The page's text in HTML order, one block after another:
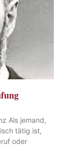
Als jemand,
tätig ist,
oder